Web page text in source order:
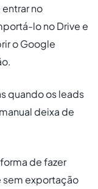
no
lo no Drive e
o Google
quando os leads
deixa de
de fazer
sem exportação